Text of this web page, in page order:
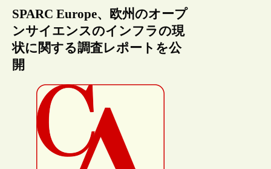
SPARC Europe、欧州のオープ
ンサイエンスのインフラの現
状に関する調査レポートを公
開